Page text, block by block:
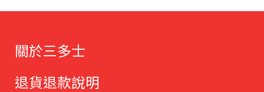
關於三多士
退貨退款說明